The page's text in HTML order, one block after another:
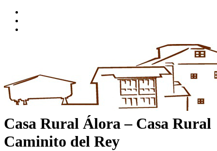
Casa Rural Álora – Casa Rural
Caminito del Rey